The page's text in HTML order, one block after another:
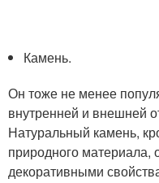
Камень.
Он тоже не менее
внутренней и внешней
Натуральный камень,
природного материала,
декоративными